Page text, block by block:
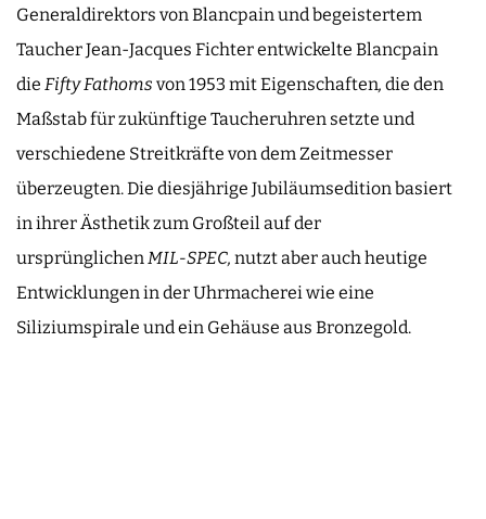
Generaldirektors von Blancpain und begeistertem
Taucher Jean-Jacques Fichter entwickelte Blancpain
die Fifty Fathoms von 1953 mit Eigenschaften, die den
Maßstab für zukünftige Taucheruhren setzte und
verschiedene Streitkräfte von dem Zeitmesser
überzeugten. Die diesjährige Jubiläumsedition basiert
in ihrer Ästhetik zum Großteil auf der
ursprünglichenMIL-SPEC, nutzt aber auch heutige
Entwicklungen in der Uhrmacherei wie eine
Siliziumspirale und ein Gehäuse aus Bronzegold.